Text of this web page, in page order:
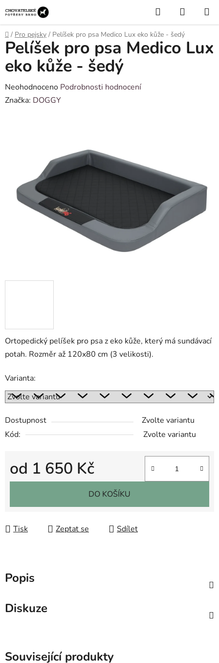
na
obsah
Hledat
KOŠÍK
Domů
/ Pro pejsky / Pelíšek pro psa Medico Lux eko kůže - šedý
Ortopedický pelíšek pro psa z eko kůže, který má sundávací
potah. Rozměr až 120x80 cm (3 velikosti).
Varianta:
Dostupnost
Zvolte variantu
Kód:
Zvolte variantu
od 1 650 Kč
Měrná cena:
DO KOŠÍKU
Tisk Zeptat se Sdílet
Pelíšek pro psa Medico Lux
eko kůže - šedý
Průměrné
hodnocení
hvězdiček.
Neohodnoceno Podrobnosti hodnocení
Značka: DOGGY
Popis
Diskuze
Související produkty